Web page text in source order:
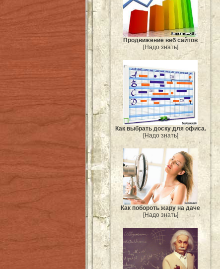
Продвижение веб сайтов
[Надо знать]
Как выбрать доску для офиса.
[Надо знать]
Как побороть жару на даче
[Надо знать]